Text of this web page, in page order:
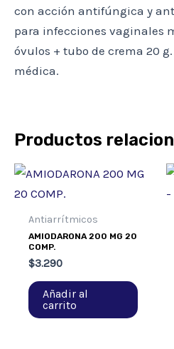
con acción antifúngica y
para infecciones vaginales
óvulos + tubo de crema 20
médica.
Productos
Antiarrítmicos
AMIODARONA 200 MG 20
COMP.
$3.290
Añadir al
carrito